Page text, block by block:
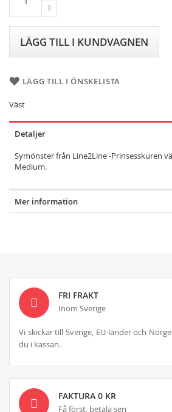
LÄGG TILL I KUNDVAGNEN
LÄGG TILL I ÖNSKELISTA
Väst
Detaljer
Symönster från Line2Line -Prinsesskuren
Medium.
Mer information
FRI FRAKT
Inom Sverige
Vi skickar till Sverige, EU-länder och
du i kassan.
FAKTURA 0 KR
Få först, betala sen